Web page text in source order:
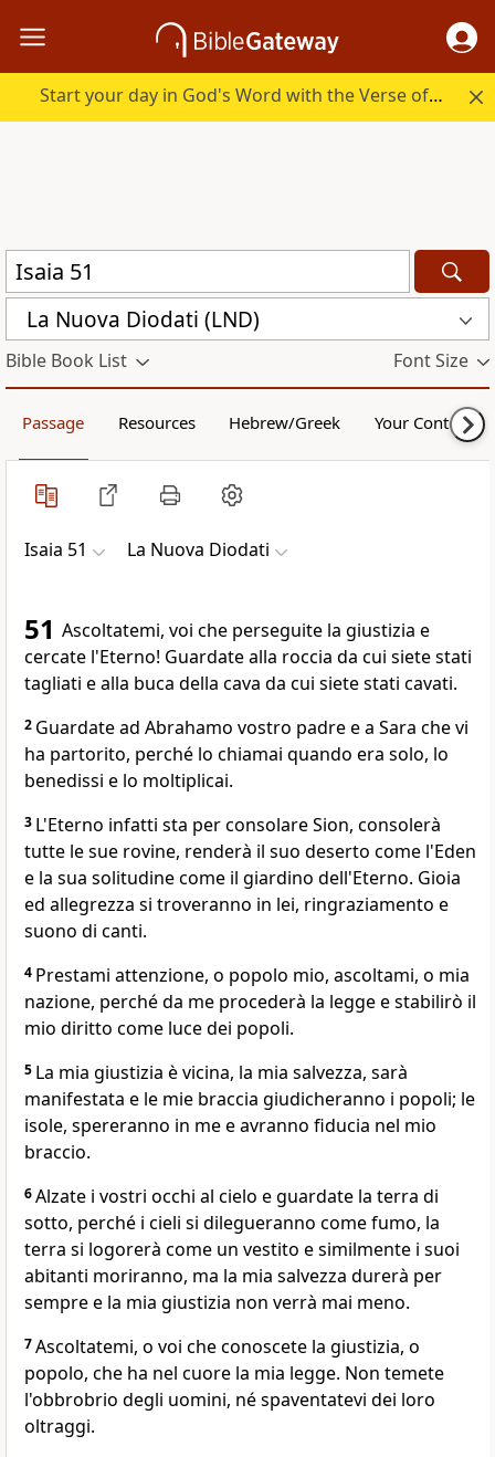
Start your day in God's Word with the Verse of the Day.
La Nuova Diodati (LND)
Bible Book List Font Size
Passage Resources Hebrew/Greek Your Content
Isaia 51 La Nuova Diodati
51 Ascoltatemi, voi che perseguite la giustizia e
cercate l'Eterno! Guardate alla roccia da cui siete stati
tagliati e alla buca della cava da cui siete stati cavati.
2 Guardate ad Abrahamo vostro padre e a Sara che vi
ha partorito, perché lo chiamai quando era solo, lo
benedissi e lo moltiplicai.
3 L'Eterno infatti sta per consolare Sion, consolerà
tutte le sue rovine, renderà il suo deserto come l'Eden
e la sua solitudine come il giardino dell'Eterno. Gioia
ed allegrezza si troveranno in lei, ringraziamento e
suono di canti.
4 Prestami attenzione, o popolo mio, ascoltami, o mia
nazione, perché da me procederà la legge e stabilirò il
mio diritto come luce dei popoli.
5 La mia giustizia è vicina, la mia salvezza, sarà
manifestata e le mie braccia giudicheranno i popoli; le
isole, spereranno in me e avranno fiducia nel mio
braccio.
6Alzate i vostri occhi al cielo e guardate la terra di
sotto, perché i cieli si dilegueranno come fumo, la
terra si logorerà come un vestito e similmente i suoi
abitanti moriranno, ma la mia salvezza durerà per
sempre e la mia giustizia non verrà mai meno.
7Ascoltatemi, o voi che conoscete la giustizia, o
popolo, che ha nel cuore la mia legge. Non temete
l'obbrobrio degli uomini, né spaventatevi dei loro
oltraggi.